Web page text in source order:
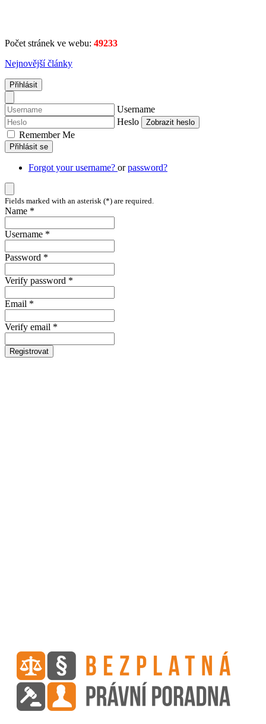
Počet stránek ve webu: 49233
Nejnovější články
Přihlásit
Username
Heslo
Zobrazit heslo
Remember Me
Přihlásit se
Forgot your username? orpassword?
Fields marked with an asterisk (*) are required.
Name *
Username *
Password *
Verify password *
Email *
Verify email *
Registrovat